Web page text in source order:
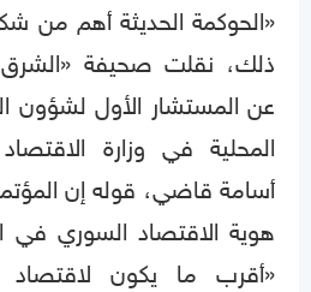
«الحوكمة الحديثة أهم من
ذلك، نقلت صحيفة «الشرق
عن المستشار الأول لشؤون
المحلية في وزارة
أسامة قاضي، قوله إن
هوية الاقتصاد السوري في
«أقرب ما يكون لاقتصاد